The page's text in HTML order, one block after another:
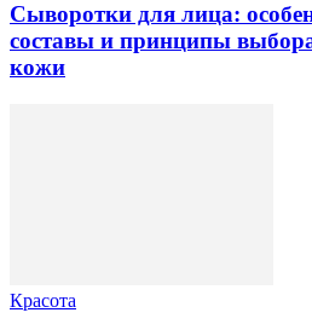
Сыворотки для лица:
составы и принципы
кожи
Красота